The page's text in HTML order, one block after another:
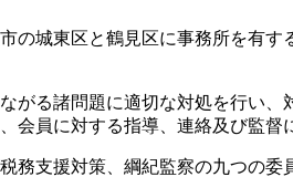
城東区と鶴見区に事務所を有
る諸問題に適切な対処を行い
員に対する指導、連絡及び監督
支援対策、綱紀監察の九つの委